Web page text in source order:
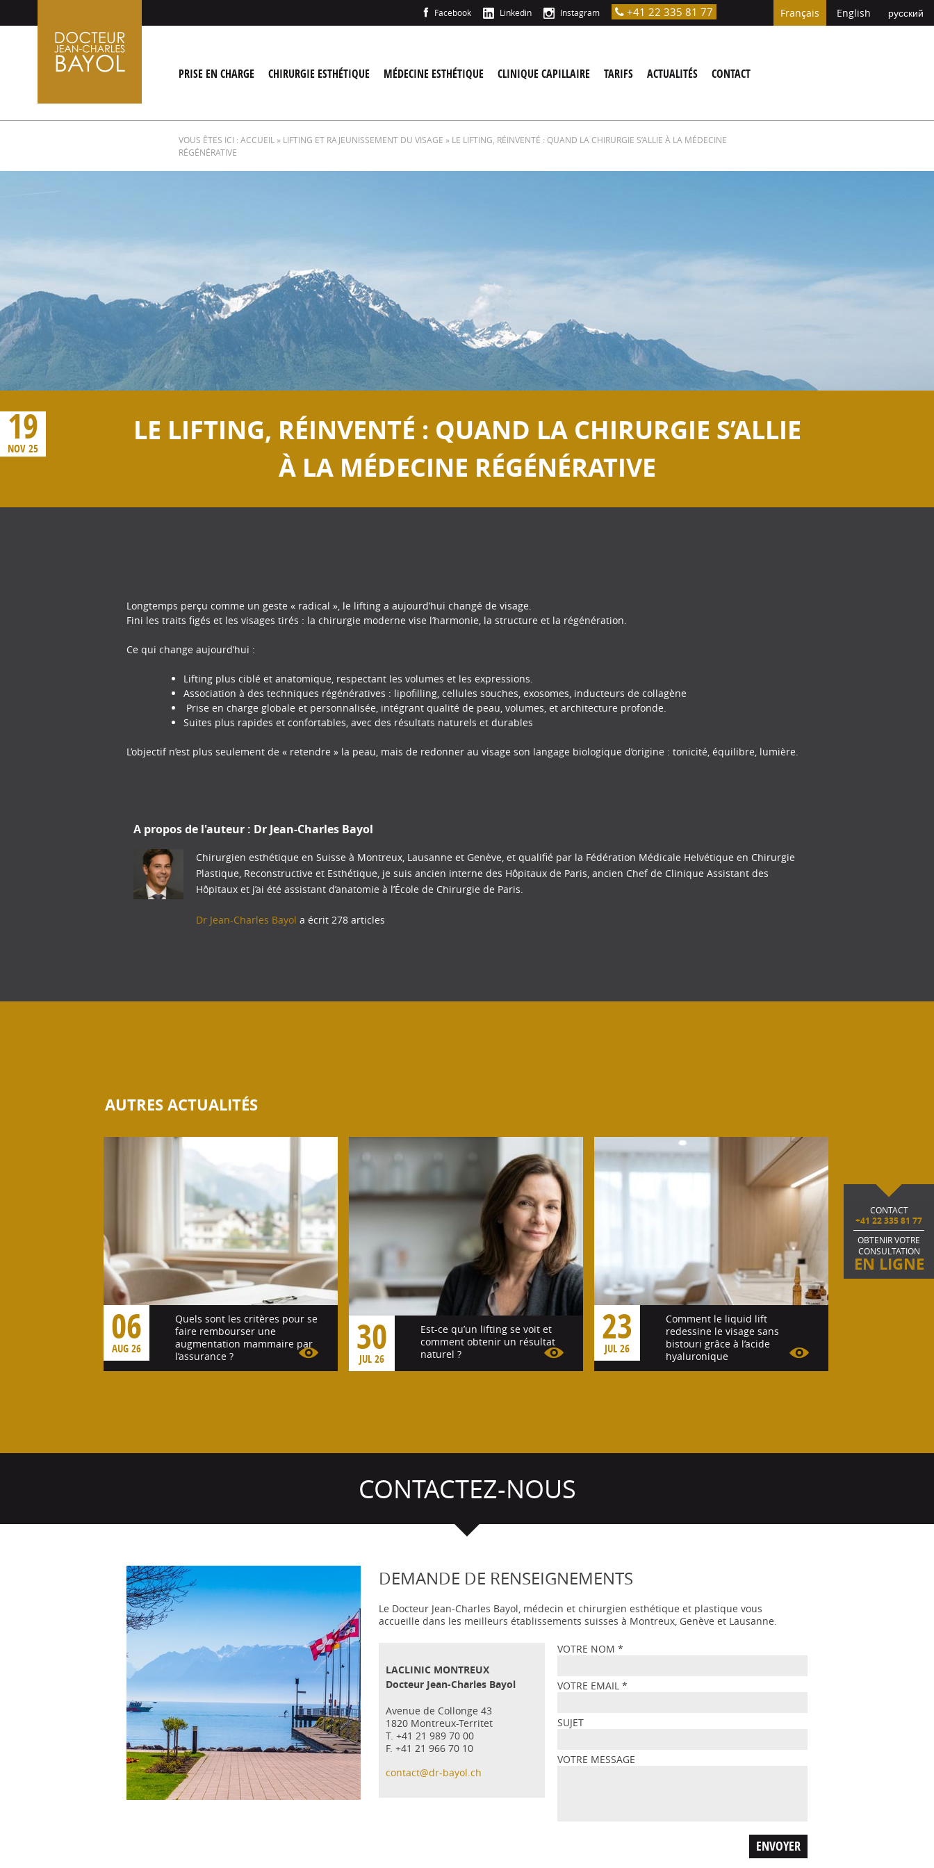
CONTACT
+41 22 335 81 77
OBTENIR VOTRE
CONSULTATION
EN LIGNE
Facebook Linkedin Instagram  +41 22 335 81 77 Français English русский
PRISE EN CHARGE CHIRURGIE ESTHÉTIQUE MÉDECINE ESTHÉTIQUE CLINIQUE CAPILLAIRE TARIFS ACTUALITÉS CONTACT
VOUS ÊTES ICI : ACCUEIL » LIFTING ET RAJEUNISSEMENT DU VISAGE » LE LIFTING, RÉINVENTÉ : QUAND LA CHIRURGIE S’ALLIE À LA MÉDECINE
RÉGÉNÉRATIVE
19
NOV 25
LE LIFTING, RÉINVENTÉ : QUAND LA CHIRURGIE S’ALLIE
À LA MÉDECINE RÉGÉNÉRATIVE
Longtemps perçu comme un geste « radical », le lifting a aujourd’hui changé de visage.
Fini les traits figés et les visages tirés : la chirurgie moderne vise l’harmonie, la structure et la régénération.
Ce qui change aujourd’hui :
Lifting plus ciblé et anatomique, respectant les volumes et les expressions.
Association à des techniques régénératives : lipofilling, cellules souches, exosomes, inducteurs de collagène
Prise en charge globale et personnalisée, intégrant qualité de peau, volumes, et architecture profonde.
Suites plus rapides et confortables, avec des résultats naturels et durables
L’objectif n’est plus seulement de « retendre » la peau, mais de redonner au visage son langage biologique d’origine : tonicité, équilibre, lumière.
A propos de l'auteur : Dr Jean-Charles Bayol
Chirurgien esthétique en Suisse à Montreux, Lausanne et Genève, et qualifié par la Fédération Médicale Helvétique en Chirurgie
Plastique, Reconstructive et Esthétique, je suis ancien interne des Hôpitaux de Paris, ancien Chef de Clinique Assistant des
Hôpitaux et j’ai été assistant d’anatomie à l’École de Chirurgie de Paris.
Dr Jean-Charles Bayol a écrit 278 articles
AUTRES ACTUALITÉS
06
AUG 26
Quels sont les critères pour se
faire rembourser une
augmentation mammaire par
l’assurance ?
30
JUL 26
Est-ce qu’un lifting se voit et
comment obtenir un résultat
naturel ?
23
JUL 26
Comment le liquid lift
redessine le visage sans
bistouri grâce à l’acide
hyaluronique
CONTACTEZ-NOUS
DEMANDE DE RENSEIGNEMENTS
Le Docteur Jean-Charles Bayol, médecin et chirurgien esthétique et plastique vous
accueille dans les meilleurs établissements suisses à Montreux, Genève et Lausanne.
LACLINIC MONTREUX
Docteur Jean-Charles Bayol
Avenue de Collonge 43
1820 Montreux-Territet
T. +41 21 989 70 00
F. +41 21 966 70 10
contact@dr-bayol.ch
VOTRE NOM *
VOTRE EMAIL *
SUJET
VOTRE MESSAGE